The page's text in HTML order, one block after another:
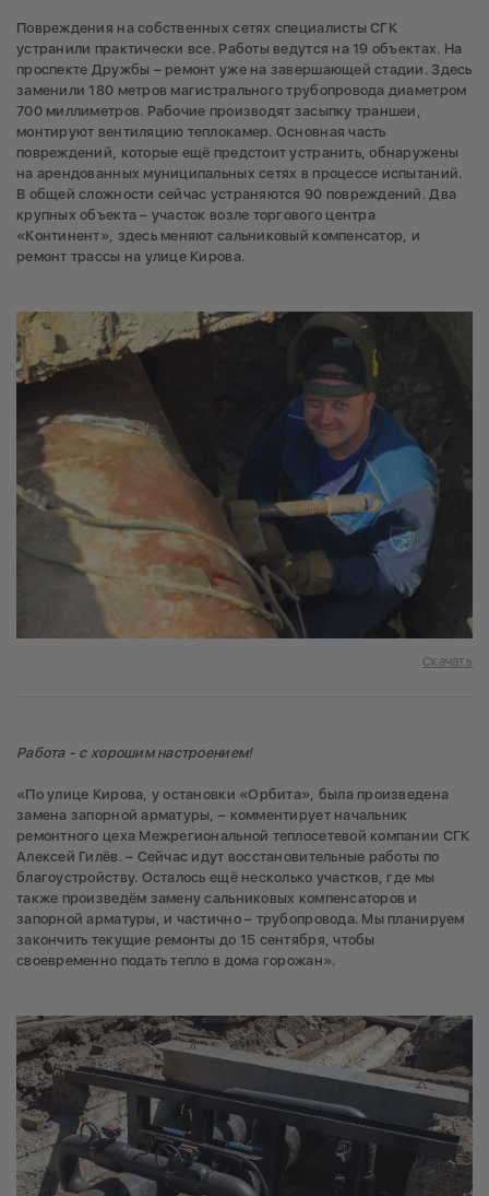
Повреждения на собственных сетях специалисты СГК
устранили практически все. Работы ведутся на 19 объектах. На
проспекте Дружбы – ремонт уже на завершающей стадии. Здесь
заменили 180 метров магистрального трубопровода диаметром
700 миллиметров. Рабочие производят засыпку траншеи,
монтируют вентиляцию теплокамер. Основная часть
повреждений, которые ещё предстоит устранить, обнаружены
на арендованных муниципальных сетях в процессе испытаний.
В общей сложности сейчас устраняются 90 повреждений. Два
крупных объекта – участок возле торгового центра
«Континент», здесь меняют сальниковый компенсатор, и
ремонт трассы на улице Кирова.
Скачать
Работа - с хорошим настроением!
«По улице Кирова, у остановки «Орбита», была произведена
замена запорной арматуры, – комментирует начальник
ремонтного цеха Межрегиональной теплосетевой компании СГК
Алексей Гилёв. – Сейчас идут восстановительные работы по
благоустройству. Осталось ещё несколько участков, где мы
также произведём замену сальниковых компенсаторов и
запорной арматуры, и частично – трубопровода. Мы планируем
закончить текущие ремонты до 15 сентября, чтобы
своевременно подать тепло в дома горожан».